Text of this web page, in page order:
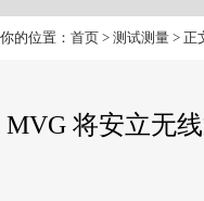
你的位置： 首页 > 测试测量 > 正
MVG 将安立无